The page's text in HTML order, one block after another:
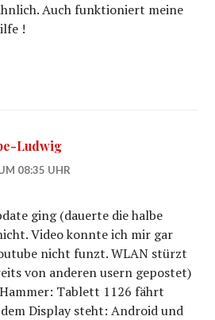
Auch funktioniert meine
!
Ludwig
08:35 UHR
ging (dauerte die halbe
Video konnte ich mir gar
nicht funzt. WLAN stürzt
von anderen usern gepostet)
Tablett 1126 fährt
Display steht: Android und